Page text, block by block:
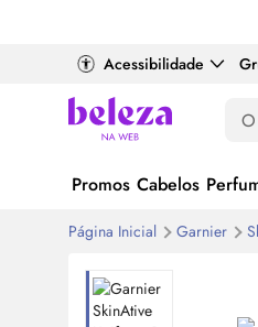
Acessibilidade
Promos Cabelos
Página Inicial Garnier